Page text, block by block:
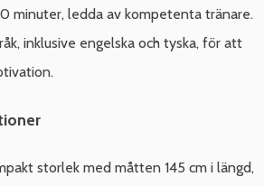
minuter, ledda av kompetenta tränare.
inklusive engelska och tyska, för att
storlek med måtten 145 cm i längd,